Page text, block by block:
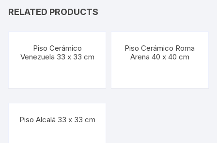
RELATED PRODUCTS
Piso Cerámico
Venezuela 33 x 33 cm
Piso Cerámico Roma
Arena 40 x 40 cm
Piso Alcalá 33 x 33 cm